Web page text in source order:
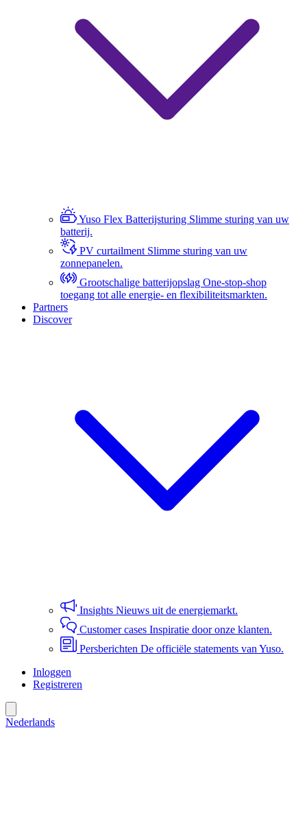
Yuso Flex Batterijsturing Slimme sturing van uw
batterij.
PV curtailment Slimme sturing van uw
zonnepanelen.
Grootschalige batterijopslag One-stop-shop
toegang tot alle energie- en flexibiliteitsmarkten.
Partners
Discover
Insights Nieuws uit de energiemarkt.
Customer cases Inspiratie door onze klanten.
Persberichten De officiële statements van Yuso.
Inloggen
Registreren
Nederlands